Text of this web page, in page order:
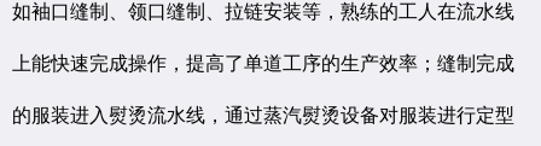
如袖口缝制、领口缝制、拉链安装等，熟练的工人在流水线
上能快速完成操作，提高了单道工序的生产效率；缝制完成
的服装进入熨烫流水线，通过蒸汽熨烫设备对服装进行定型